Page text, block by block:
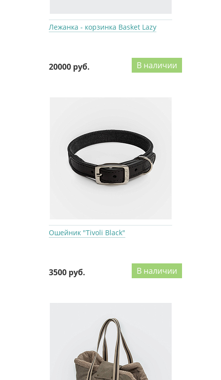
Лежанка - корзинка Basket Lazy
20000 руб. В наличии
Ошейник "Tivoli Black"
3500 руб. В наличии